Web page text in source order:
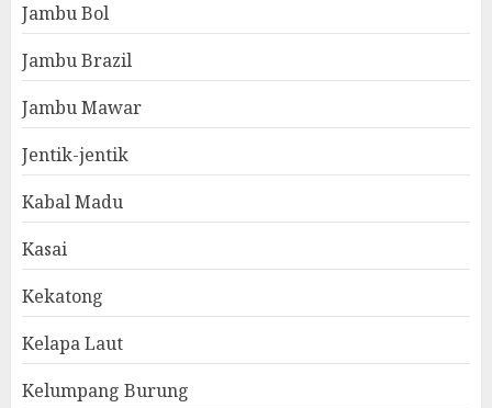
Jambu Bol
Jambu Brazil
Jambu Mawar
Jentik-jentik
Kabal Madu
Kasai
Kekatong
Kelapa Laut
Kelumpang Burung